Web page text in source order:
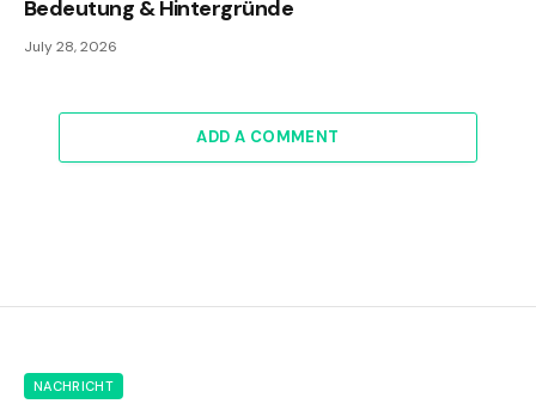
Bedeutung & Hintergründe
July 28, 2026
ADD A COMMENT
NACHRICHT